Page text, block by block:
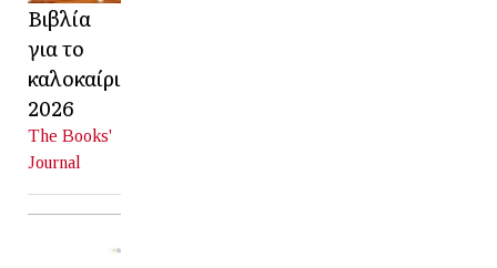
Βιβλία
για το
καλοκαίρι
2026
The Books'
Journal